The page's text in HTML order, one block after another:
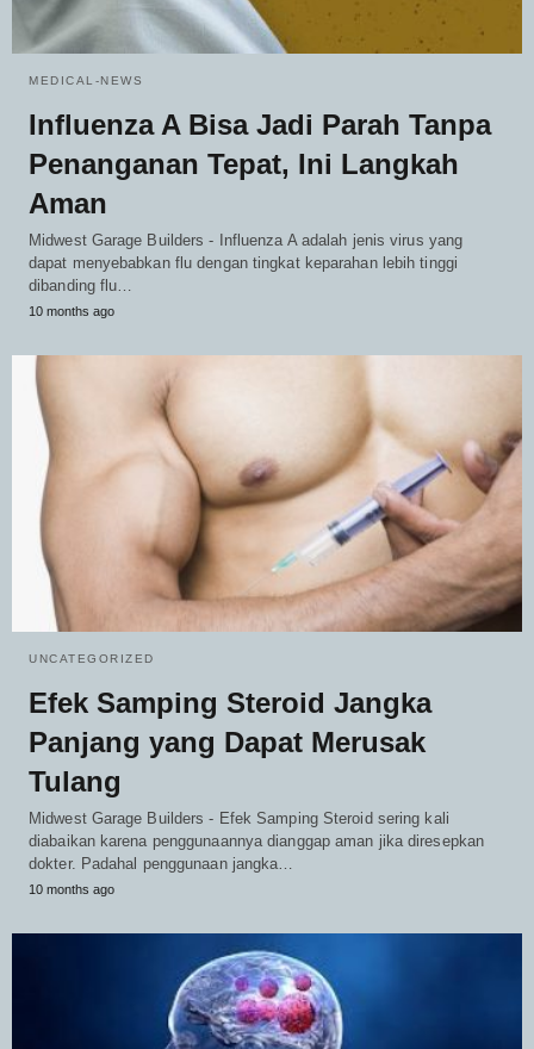
MEDICAL-NEWS
Influenza A Bisa Jadi Parah Tanpa
Penanganan Tepat, Ini Langkah
Aman
Midwest Garage Builders - Influenza A adalah jenis virus yang
dapat menyebabkan flu dengan tingkat keparahan lebih tinggi
dibanding flu…
10 months ago
UNCATEGORIZED
Efek Samping Steroid Jangka
Panjang yang Dapat Merusak
Tulang
Midwest Garage Builders - Efek Samping Steroid sering kali
diabaikan karena penggunaannya dianggap aman jika diresepkan
dokter. Padahal penggunaan jangka…
10 months ago